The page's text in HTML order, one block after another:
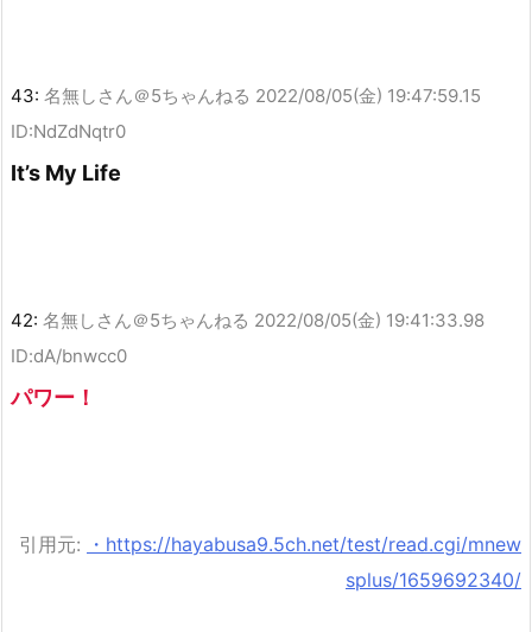
43: 名無しさん＠5ちゃんねる 2022/08/05(金) 19:47:59.15
ID:NdZdNqtr0
It’s My Life
42: 名無しさん＠5ちゃんねる 2022/08/05(金) 19:41:33.98
ID:dA/bnwcc0
パワー！
引用元:
・https://hayabusa9.5ch.net/test/read.cgi/mnew
splus/1659692340/